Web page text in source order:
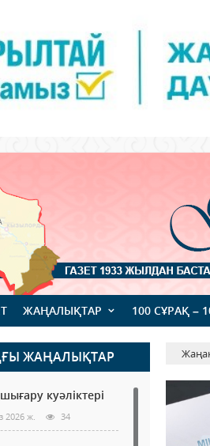
ЖАҢАЛЫҚТАР 100 СҰРАҚ –
ЖАҢАЛЫҚТАР
куәліктері
2026 ж. 34